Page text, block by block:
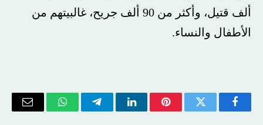
ألف قتيل، وأكثر من 90 ألف جريح، غالبيتهم من
الأطفال والنساء.
فيسبوكتويتر بينتيريستلينكدإن تيلقرام واتسابالبريد